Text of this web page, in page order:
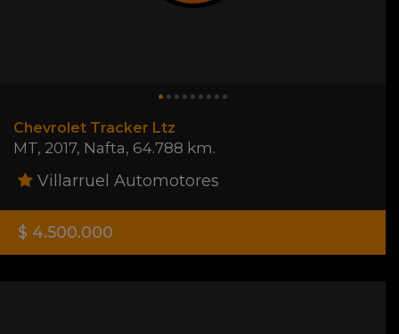
Chevrolet Tracker Ltz
MT, 2017, Nafta, 64.788 km.
Villarruel Automotores
$ 4.500.000